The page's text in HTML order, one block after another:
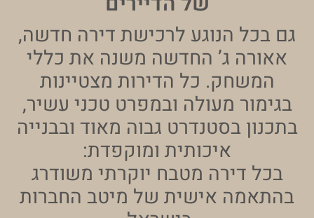
הנוגע לרכישת דירה חדשה,
ג’ החדשה משנה את כללי
כל הדירות מצטיינות
מעולה ובמפרט טכני עשיר,
בסטנדרט גבוה מאוד ובבנייה
איכותית ומוקפדת:
דירה מטבח יוקרתי משודרג
אישית של מיטב החברות